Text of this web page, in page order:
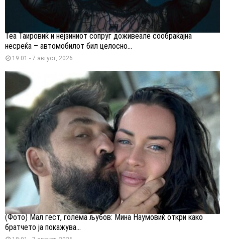
Теа Таировиќ и нејзиниот сопруг доживеале сообраќајна
несреќа – автомобилот бил целосно...
19:01 - 7 август, 2026
(Фото) Мал гест, голема љубов: Мина Наумовиќ откри како
братчето ја покажува...